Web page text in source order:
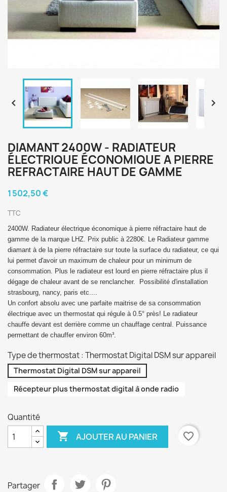
 
DIAMANT 2400W - RADIATEUR
ÉLECTRIQUE ÉCONOMIQUE A PIERRE
REFRACTAIRE HAUT DE GAMME
1 502,50 €
TTC
2400W. Radiateur électrique économique à pierre réfractaire haut de
gamme de la marque LHZ. Prix public à 2280€. Le Radiateur gamme
diamant à de la pierre réfractaire sur toute la surface du radiateur, ce qui
lui permet d'avoir un maximum de chaleur pour un minimum de
consommation. Plus le radiateur est lourd en pierre réfractaire plus il
dégage de chaleur avant de se renclancher. Possibilité d'installation
strasbourg, nancy, paris etc....
Un confort absolu avec une parfaite maitrise de sa consommation
électrique avec un thermostat qui régule à 0.5° près! Le radiateur
chauffe devant est derrière comme un chauffage central. Puissance
permettant de chauffer environ 60m³.
Type de thermostat : Thermostat Digital DSM sur appareil
Thermostat Digital DSM sur appareil
Récepteur plus thermostat digital à onde radio
Quantité
 AJOUTER AU PANIER favorite_border
Partager